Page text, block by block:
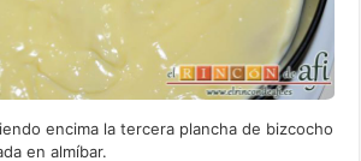
encima la tercera plancha de bizcocho
en almíbar.